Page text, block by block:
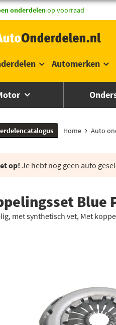
besteld,morgen in huis *
onderdelenop voorraad
Automerken
Home Auto
op!Je hebt nog geen auto
Blue
met synthetisch vet, Met